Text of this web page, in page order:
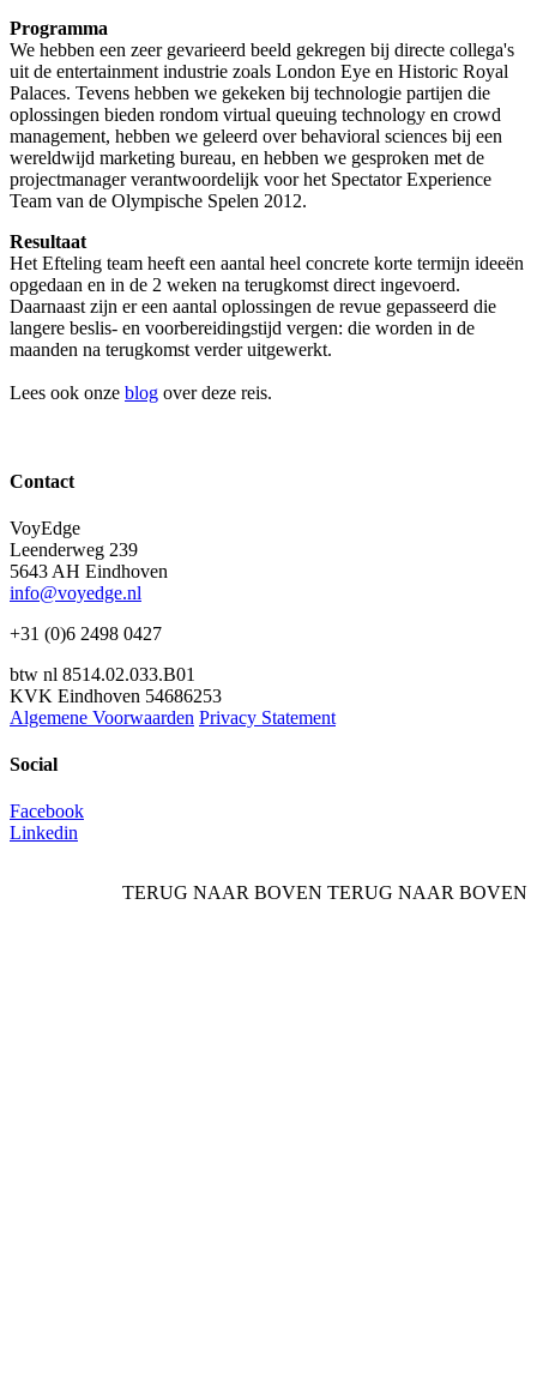
Programma
We hebben een zeer gevarieerd beeld gekregen bij directe collega's
uit de entertainment industrie zoals London Eye en Historic Royal
Palaces. Tevens hebben we gekeken bij technologie partijen die
oplossingen bieden rondom virtual queuing technology en crowd
management, hebben we geleerd over behavioral sciences bij een
wereldwijd marketing bureau, en hebben we gesproken met de
projectmanager verantwoordelijk voor het Spectator Experience
Team van de Olympische Spelen 2012.
Resultaat
Het Efteling team heeft een aantal heel concrete korte termijn ideeën
opgedaan en in de 2 weken na terugkomst direct ingevoerd.
Daarnaast zijn er een aantal oplossingen de revue gepasseerd die
langere beslis- en voorbereidingstijd vergen: die worden in de
maanden na terugkomst verder uitgewerkt.
Lees ook onze blog over deze reis.
Contact
VoyEdge
Leenderweg 239
5643 AH Eindhoven
info@voyedge.nl
+31 (0)6 2498 0427
btw nl 8514.02.033.B01
KVK Eindhoven 54686253
Algemene Voorwaarden Privacy Statement
Social
Facebook
Linkedin
TERUG NAAR BOVEN TERUG NAAR BOVEN